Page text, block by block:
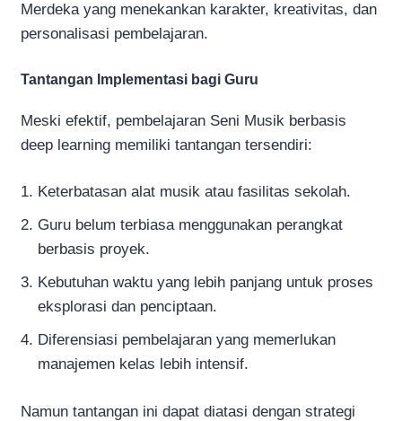
Merdeka yang menekankan karakter, kreativitas, dan
personalisasi pembelajaran.
Tantangan Implementasi bagi Guru
Meski efektif, pembelajaran Seni Musik berbasis
deep learning memiliki tantangan tersendiri:
Keterbatasan alat musik atau fasilitas sekolah.
Guru belum terbiasa menggunakan perangkat
berbasis proyek.
Kebutuhan waktu yang lebih panjang untuk proses
eksplorasi dan penciptaan.
Diferensiasi pembelajaran yang memerlukan
manajemen kelas lebih intensif.
Namun tantangan ini dapat diatasi dengan strategi